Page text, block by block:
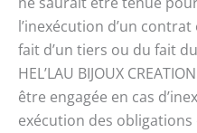
l’inexécution d’un
fait d’un tiers ou du fait
HEL’LAU BIJOUX
être engagée en cas
exécution des